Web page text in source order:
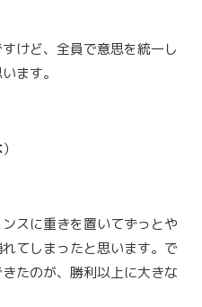
けど、全員で意思を統一し
ます。
）
スに重きを置いてずっとや
てしまったと思います。で
たのが、勝利以上に大きな